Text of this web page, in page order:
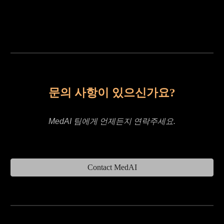
문의 사항이 있으신가요?
MedAI 팀에게 언제든지 연락주세요.
Contact MedAI